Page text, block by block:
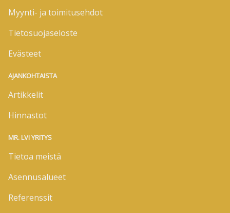
Myynti- ja toimitusehdot
Tietosuojaseloste
Evästeet
AJANKOHTAISTA
Artikkelit
Hinnastot
MR. LVI YRITYS
Tietoa meistä
Asennusalueet
Referenssit